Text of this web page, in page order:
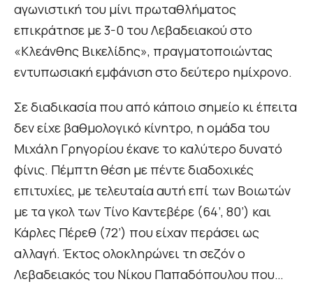
αγωνιστική του μίνι πρωταθλήματος
επικράτησε με 3-0 του Λεβαδειακού στο
«Κλεάνθης Βικελίδης», πραγματοποιώντας
εντυπωσιακή εμφάνιση στο δεύτερο ημίχρονο.
Σε διαδικασία που από κάποιο σημείο κι έπειτα
δεν είχε βαθμολογικό κίνητρο, η ομάδα του
Μιχάλη Γρηγορίου έκανε το καλύτερο δυνατό
φίνις. Πέμπτη θέση με πέντε διαδοχικές
επιτυχίες, με τελευταία αυτή επί των Βοιωτών
με τα γκολ των Τίνο Καντεβέρε (64’, 80’) και
Κάρλες Πέρεθ (72’) που είχαν περάσει ως
αλλαγή. Έκτος ολοκληρώνει τη σεζόν ο
Λεβαδειακός του Νίκου Παπαδόπουλου που…